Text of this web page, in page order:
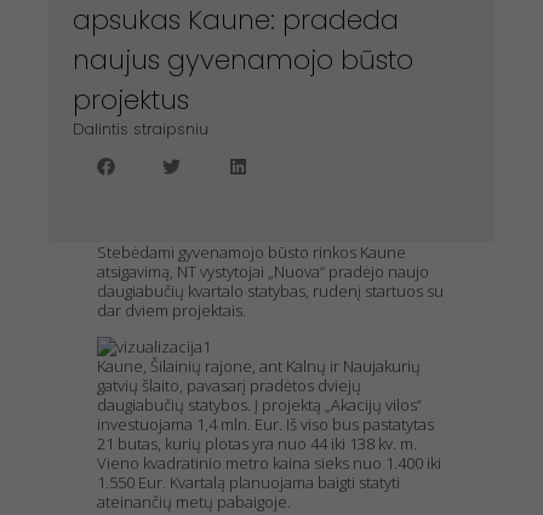
apsukas Kaune: pradeda
naujus gyvenamojo būsto
projektus
Dalintis straipsniu
Stebėdami gyvenamojo būsto rinkos Kaune
atsigavimą, NT vystytojai „Nuova“ pradėjo naujo
daugiabučių kvartalo statybas, rudenį startuos su
dar dviem projektais.
Kaune, Šilainių rajone, ant Kalnų ir Naujakurių
gatvių šlaito, pavasarį pradėtos dviejų
daugiabučių statybos. Į projektą „Akacijų vilos“
investuojama 1,4 mln. Eur. Iš viso bus pastatytas
21 butas, kurių plotas yra nuo 44 iki 138 kv. m.
Vieno kvadratinio metro kaina sieks nuo 1.400 iki
1.550 Eur. Kvartalą planuojama baigti statyti
ateinančių metų pabaigoje.